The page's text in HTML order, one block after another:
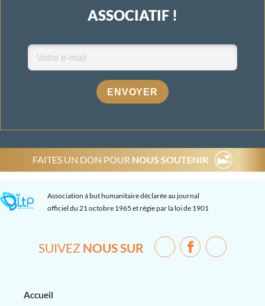
ASSOCIATIF !
ENVOYER
FAITES UN DON POUR NOUS SOUTENIR
Association à but humanitaire déclarée au journal
officiel du 21 octobre 1965 et régie par la loi de 1901
SUIVEZ NOUS SUR
Accueil